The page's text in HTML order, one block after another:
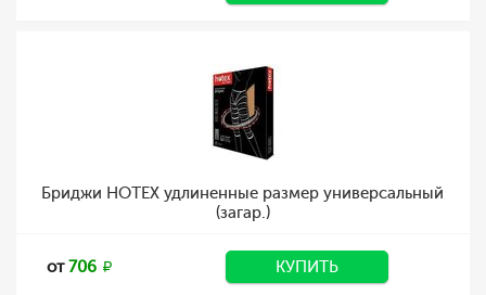
Бриджи HOTEX удлиненные размер универсальный
(загар.)
от706 КУПИТЬ